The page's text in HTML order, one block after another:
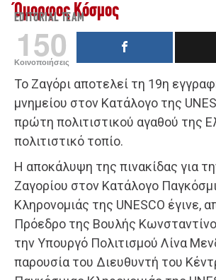
Όμορφος Κόσμος
EDITORIAL TEAM
150
Κοινοποιήσεις
Το Ζαγόρι αποτελεί τη 19η
μνημείου στον Κατάλογο της
πρώτη πολιτιστικού αγαθού της
πολιτιστικό τοπίο.
Η αποκάλυψη της πινακίδας για
Ζαγορίου στον Κατάλογο
Κληρονομιάς της UNESCO έγινε,
Πρόεδρο της Βουλής
την Υπουργό Πολιτισμού Λίνα
παρουσία του Διευθυντή του